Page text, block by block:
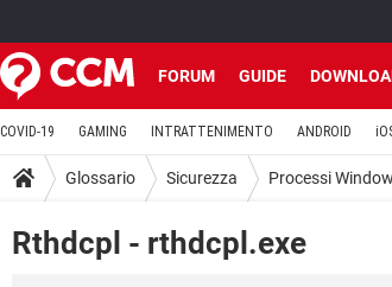
FORUM GUIDE
COVID-19 GAMING INTRATTENIMENTO ANDROID
Glossario Sicurezza Processi
Rthdcpl - rthdcpl.exe